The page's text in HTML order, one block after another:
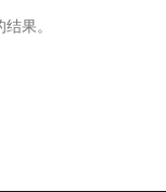
果。